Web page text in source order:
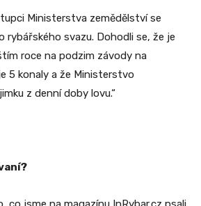
Ministerstva zemědělství se
rybářského svazu. Dohodli se, že je
roce na podzim závody na
5 konaly a že Ministerstvo
z denní doby lovu.“